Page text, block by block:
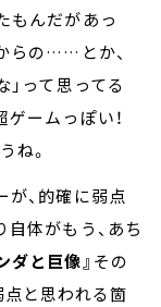
もんだがあっ
らの……とか、
」って思ってる
ームっぽい！
ね。
が、的確に弱点
体がもう、あち
ダと巨像』 その
点と思われる箇